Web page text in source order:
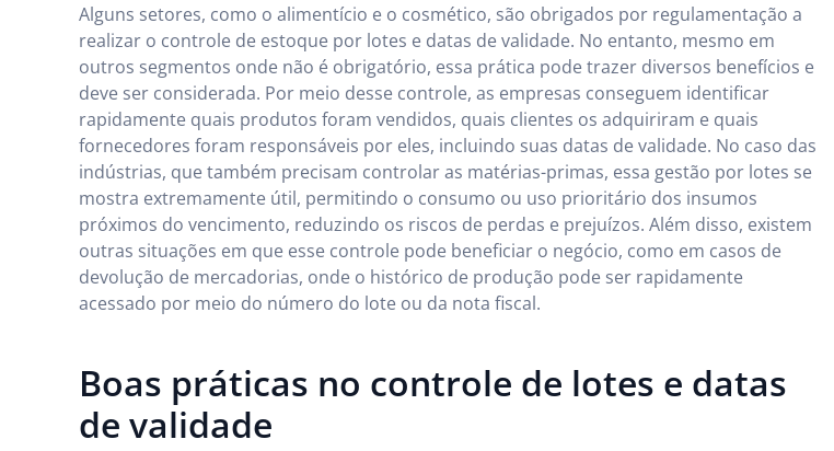
Alguns setores, como o alimentício e o cosmético, são obrigados por regulamentação a
realizar o controle de estoque por lotes e datas de validade. No entanto, mesmo em
outros segmentos onde não é obrigatório, essa prática pode trazer diversos benefícios e
deve ser considerada. Por meio desse controle, as empresas conseguem identificar
rapidamente quais produtos foram vendidos, quais clientes os adquiriram e quais
fornecedores foram responsáveis por eles, incluindo suas datas de validade. No caso das
indústrias, que também precisam controlar as matérias-primas, essa gestão por lotes se
mostra extremamente útil, permitindo o consumo ou uso prioritário dos insumos
próximos do vencimento, reduzindo os riscos de perdas e prejuízos. Além disso, existem
outras situações em que esse controle pode beneficiar o negócio, como em casos de
devolução de mercadorias, onde o histórico de produção pode ser rapidamente
acessado por meio do número do lote ou da nota fiscal.
Boas práticas no controle de lotes e datas
de validade